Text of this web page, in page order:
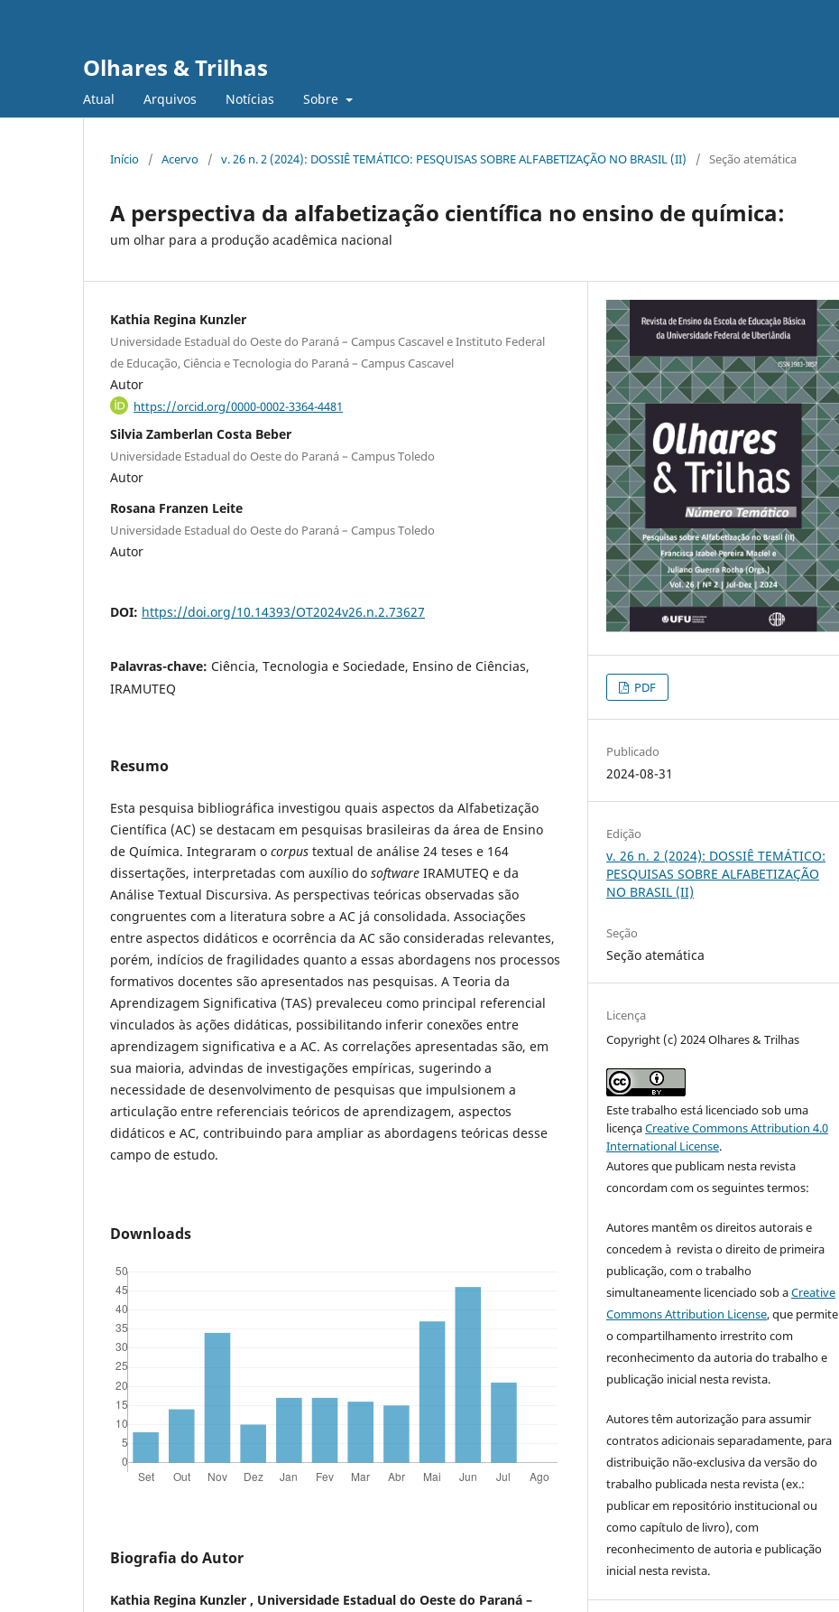
Olhares & Trilhas
Atual Arquivos Notícias Sobre
Início / Acervo / v. 26 n. 2 (2024): DOSSIÊ TEMÁTICO: PESQUISAS SOBRE ALFABETIZAÇÃO NO BRASIL (II) / Seção atemática
A perspectiva da alfabetização científica no ensino de química:
um olhar para a produção acadêmica nacional
Kathia Regina Kunzler
Universidade Estadual do Oeste do Paraná – Campus Cascavel e Instituto Federal
de Educação, Ciência e Tecnologia do Paraná – Campus Cascavel
Autor
https://orcid.org/0000-0002-3364-4481
Silvia Zamberlan Costa Beber
Universidade Estadual do Oeste do Paraná – Campus Toledo
Autor
Rosana Franzen Leite
Universidade Estadual do Oeste do Paraná – Campus Toledo
Autor
DOI: https://doi.org/10.14393/OT2024v26.n.2.73627
Palavras-chave: Ciência, Tecnologia e Sociedade, Ensino de Ciências,
IRAMUTEQ
Resumo
Esta pesquisa bibliográfica investigou quais aspectos da Alfabetização
Científica (AC) se destacam em pesquisas brasileiras da área de Ensino
de Química. Integraram o corpus textual de análise 24 teses e 164
dissertações, interpretadas com auxílio do software IRAMUTEQ e da
Análise Textual Discursiva. As perspectivas teóricas observadas são
congruentes com a literatura sobre a AC já consolidada. Associações
entre aspectos didáticos e ocorrência da AC são consideradas relevantes,
porém, indícios de fragilidades quanto a essas abordagens nos processos
formativos docentes são apresentados nas pesquisas. A Teoria da
Aprendizagem Significativa (TAS) prevaleceu como principal referencial
vinculados às ações didáticas, possibilitando inferir conexões entre
aprendizagem significativa e a AC. As correlações apresentadas são, em
sua maioria, advindas de investigações empíricas, sugerindo a
necessidade de desenvolvimento de pesquisas que impulsionem a
articulação entre referenciais teóricos de aprendizagem, aspectos
didáticos e AC, contribuindo para ampliar as abordagens teóricas desse
campo de estudo.
Downloads
Biografia do Autor
Kathia Regina Kunzler , Universidade Estadual do Oeste do Paraná –
PDF
Publicado
2024-08-31
Edição
v. 26 n. 2 (2024): DOSSIÊ TEMÁTICO:
PESQUISAS SOBRE ALFABETIZAÇÃO
NO BRASIL (II)
Seção
Seção atemática
Licença
Copyright (c) 2024 Olhares & Trilhas
Este trabalho está licenciado sob uma
licençaCreative Commons Attribution 4.0
International License.
Autores que publicam nesta revista
concordam com os seguintes termos:
Autores mantêm os direitos autorais e
concedem à revista o direito de primeira
publicação, com o trabalho
simultaneamente licenciado sob aCreative
Commons Attribution License, que permite
o compartilhamento irrestrito com
reconhecimento da autoria do trabalho e
publicação inicial nesta revista.
Autores têm autorização para assumir
contratos adicionais separadamente, para
distribuição não-exclusiva da versão do
trabalho publicada nesta revista (ex.:
publicar em repositório institucional ou
como capítulo de livro), com
reconhecimento de autoria e publicação
inicial nesta revista.